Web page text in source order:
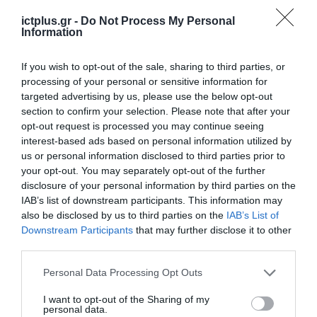
ictplus.gr - Do Not Process My Personal
Information
If you wish to opt-out of the sale, sharing to third parties, or
processing of your personal or sensitive information for
targeted advertising by us, please use the below opt-out
section to confirm your selection. Please note that after your
opt-out request is processed you may continue seeing
interest-based ads based on personal information utilized by
us or personal information disclosed to third parties prior to
your opt-out. You may separately opt-out of the further
disclosure of your personal information by third parties on the
IAB’s list of downstream participants. This information may
also be disclosed by us to third parties on the IAB’s List of
Downstream Participants that may further disclose it to other
Please note that this website/app uses one or more Google
not limited to your visit or usage behaviour. You may click to
grant or deny consent to Google and its third-party tags to
Personal Data Processing Opt Outs
I want to opt-out of the Sharing of my
personal data.
νέα τεχνολογία, είναι
μια νέα βιομηχανική
31.07.2026
Νέος οδηγός του ΕΚΤ
για τη χρηματοδότηση
των ελληνικών
επιχειρήσεων στον
χώρο της άμυνας
31.07.2026
Η πιο ταξιδιάρικη
βαλίτσα του φετινού
καλοκαιριού έχει την
υπογραφή της Xiaomi
31.07.2026
ΟΛΗ Η ΡΟΗ ΕΙΔΗΣΕΩΝ